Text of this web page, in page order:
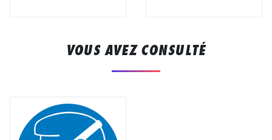
VOUS AVEZ CONSULTÉ